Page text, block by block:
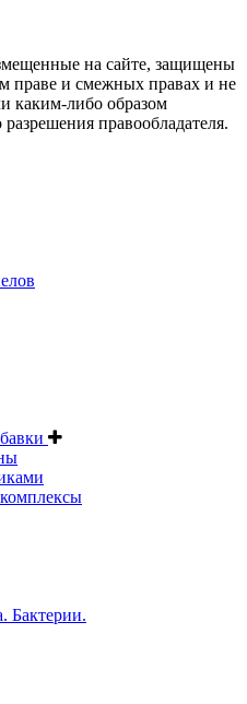
на сайте, защищены
праве и смежных правах и не
каким-либо образом
правообладателя.
Бактерии.